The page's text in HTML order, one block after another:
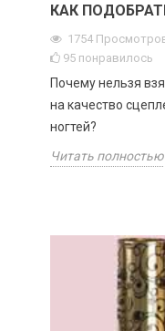
КАК
1754
95 понравилось
Почему нельзя
на качество
ногтей?
Читать полностью